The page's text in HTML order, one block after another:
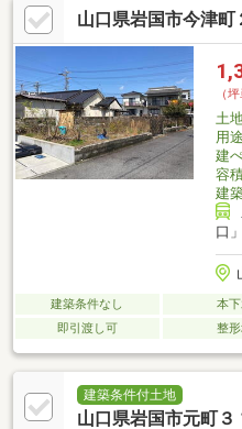
山口県岩国市今津町
（
土
用
建
容
建
口
建築条件なし 本
即引渡し可
整
建築条件付土地
山口県岩国市元町３